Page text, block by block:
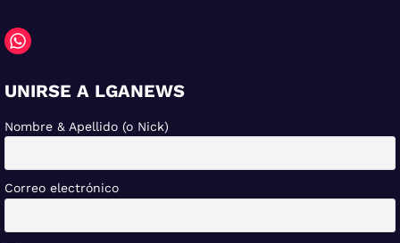
UNIRSE A LGANEWS
Nombre & Apellido (o Nick)
Correo electrónico